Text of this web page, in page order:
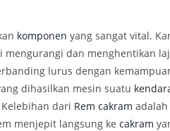
komponen yang sangat vital.
mengurangi dan menghentikan
lurus dengan
dihasilkan mesin suatu
dari Rem cakram adalah
menjepit langsung ke cakram